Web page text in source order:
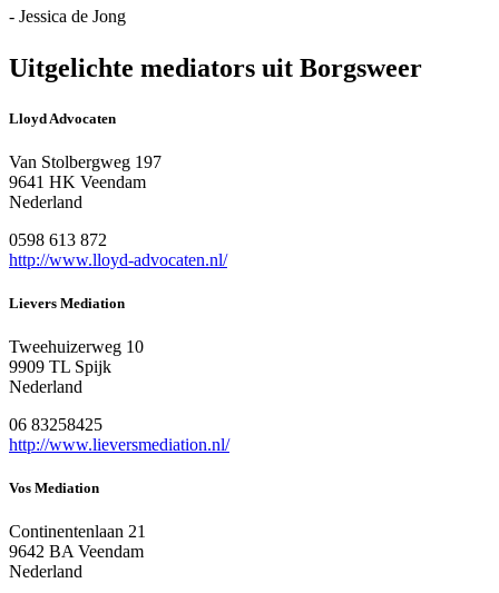
- Jessica de Jong
Uitgelichte mediators uit Borgsweer
Lloyd Advocaten
Van Stolbergweg 197
9641 HK Veendam
Nederland
0598 613 872
http://www.lloyd-advocaten.nl/
Lievers Mediation
Tweehuizerweg 10
9909 TL Spijk
Nederland
06 83258425
http://www.lieversmediation.nl/
Vos Mediation
Continentenlaan 21
9642 BA Veendam
Nederland